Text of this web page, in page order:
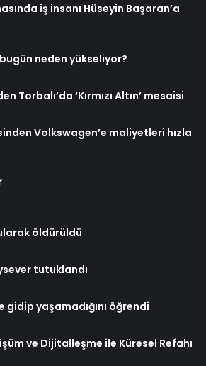
iş insanı Hüseyin Başaran’a
neden yükseliyor?
Torbalı’da ‘Kırmızı Altın’ mesaisi
Volkswagen’e maliyetleri hızla
öldürüldü
tutuklandı
gidip yaşamadığını öğrendi
ve Dijitalleşme ile Küresel Refahı